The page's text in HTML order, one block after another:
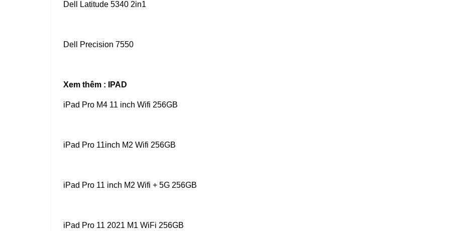
Dell Latitude 5340 2in1
Dell Precision 7550
Xem thêm : IPAD
iPad Pro M4 11 inch Wifi 256GB
iPad Pro 11inch M2 Wifi 256GB
iPad Pro 11 inch M2 Wifi + 5G 256GB
iPad Pro 11 2021 M1 WiFi 256GB